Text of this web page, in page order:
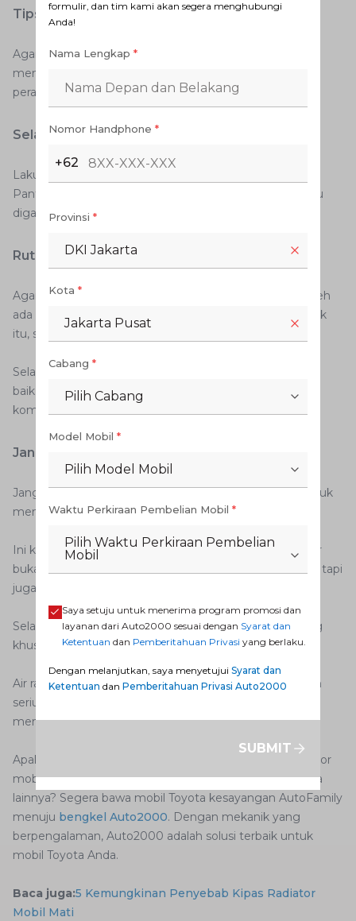
Tips merawat air radiator
Agar terhindar dari kerusakan-kerusakan yang bisa
mengakibatkan air radiator cepat habis, berikut tips
perawatan yang dapat Anda coba.
Selalu cek volume air radiator
Lakukan pengecekan volume air radiator secara rutin.
Pantau apakah air radiator masih cukup atau justru perlu
diganti.
Rutin bersihkan tangki
Agar sistem radiator bisa bekerja dengan baik, tidak boleh
ada gangguan berupa material asing di dalamnya. Untuk
itu, sebaiknya Anda rutin membersihkan tangki radiator.
Selain mencegah masuknya material asing, cara ini juga
baik untuk menghindarkan korosi pada komponen-
komponen berbahan logam.
Jangan pernah menggunakan air keran
Jangan pernah sekali pun menggunakan air ledeng untuk
mengisi radiator.
Ini karena air radiator berbeda dari air ledeng. Air radiator
bukan hanya berfungsi sebagai cairan pendingin mesin, tapi
juga mencegah munculnya karat.
Selalu gunakan coolant liquid atau cairan yang memang
khusus untuk radiator.
Air radiator cepat habis bisa menimbulkan masalah lebih
serius pada mobil. Mengetahui penyebabnya akan
membantu Anda terhindar dari masalah tersebut.
Apakah AutoFamily Menemukan gangguan pada radiator
mobilNew Avanzaatau mobil Toyota kesayangan Anda
lainnya? Segera bawa mobil Toyota kesayangan AutoFamily
menuju bengkel Auto2000. Dengan mekanik yang
berpengalaman, Auto2000 adalah solusi terbaik untuk
mobil Toyota Anda.
Baca juga:5 Kemungkinan Penyebab Kipas Radiator
Mobil Mati
formulir, dan tim kami akan segera menghubungi
Anda!
Nama Lengkap *
Nomor Handphone *
+62
Provinsi *
DKI Jakarta
Kota *
Jakarta Pusat
Cabang *
Pilih Cabang
Model Mobil *
Pilih Model Mobil
Waktu Perkiraan Pembelian Mobil *
Pilih Waktu Perkiraan Pembelian
Mobil
Saya setuju untuk menerima program promosi dan
layanan dari Auto2000 sesuai dengan Syarat dan
Ketentuan dan Pemberitahuan Privasi yang berlaku.
Dengan melanjutkan, saya menyetujui Syarat dan
Ketentuan dan Pemberitahuan Privasi Auto2000
SUBMIT